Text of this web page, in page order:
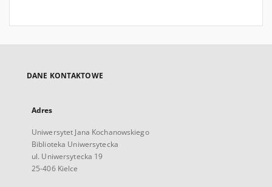
DANE KONTAKTOWE
Adres
Uniwersytet Jana Kochanowskiego
Biblioteka Uniwersytecka
ul. Uniwersytecka 19
25-406 Kielce